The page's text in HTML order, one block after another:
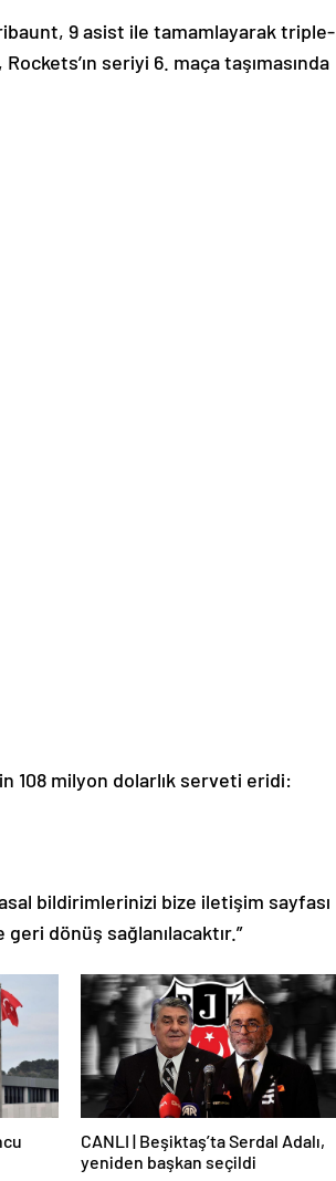
9 asist ile tamamlayarak triple-
seriyi 6. maça taşımasında
108 milyon dolarlık serveti eridi:
bildirimlerinizi bize iletişim sayfası
dönüş sağlanılacaktır.”
CANLI | Beşiktaş’ta Serdal Adalı,
yeniden başkan seçildi